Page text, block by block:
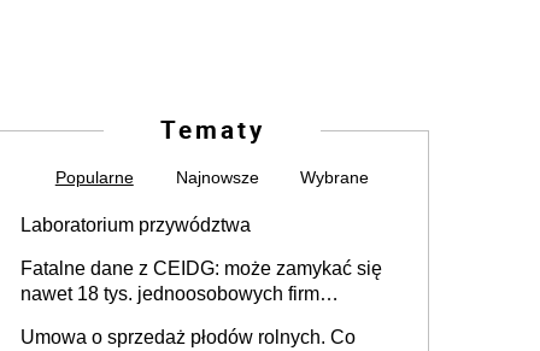
Tematy
Popularne Najnowsze Wybrane
Laboratorium przywództwa
Fatalne dane z CEIDG: może zamykać się
nawet 18 tys. jednoosobowych firm
Umowa o sprzedaż płodów rolnych. Co